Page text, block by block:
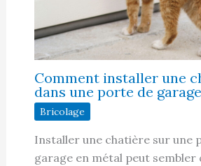
Comment installer une
dans une porte de
Bricolage
Installer une chatière sur une
garage en métal peut sembler